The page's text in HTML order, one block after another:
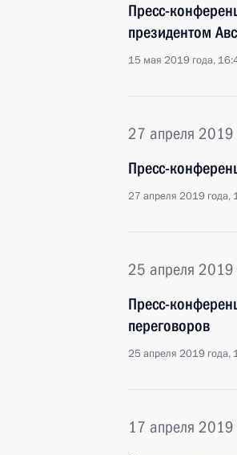
Пресс-
президентом
15 мая 2019 года,
27 апреля 2019
Пресс-
27 апреля 2019 года,
25 апреля 2019
Пресс-
переговоров
25 апреля 2019 года,
17 апреля 2019